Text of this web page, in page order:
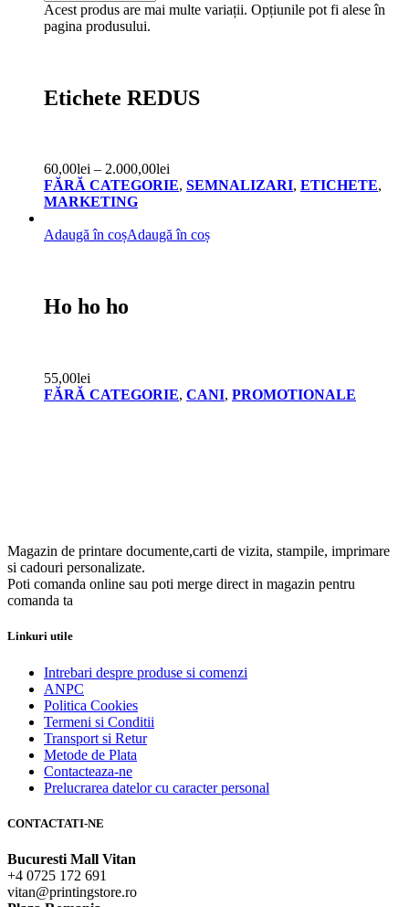
Acest produs are mai multe variații. Opțiunile pot fi alese în
pagina produsului.
Etichete REDUS
60,00lei – 2.000,00lei
FĂRĂ CATEGORIE, SEMNALIZARI, ETICHETE,
MARKETING
Adaugă în coșAdaugă în coș
Ho ho ho
55,00lei
FĂRĂ CATEGORIE, CANI, PROMOTIONALE
Magazin de printare documente,carti de vizita, stampile, imprimare
si cadouri personalizate.
Poti comanda online sau poti merge direct in magazin pentru
comanda ta
Linkuri utile
Intrebari despre produse si comenzi
ANPC
Politica Cookies
Termeni si Conditii
Transport si Retur
Metode de Plata
Contacteaza-ne
Prelucrarea datelor cu caracter personal
CONTACTATI-NE
Bucuresti Mall Vitan
+4 0725 172 691
vitan@printingstore.ro